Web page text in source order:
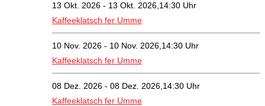
13 Okt. 2026 - 13 Okt. 2026,14:30 Uhr
Kaffeeklatsch fer Umme
10 Nov. 2026 - 10 Nov. 2026,14:30 Uhr
Kaffeeklatsch fer Umme
08 Dez. 2026 - 08 Dez. 2026,14:30 Uhr
Kaffeeklatsch fer Umme